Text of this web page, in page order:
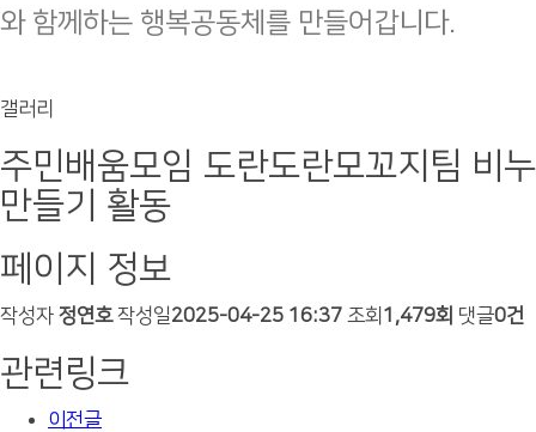
와 함께하는 행복공동체를 만들어갑니다.
갤러리
주민배움모임 도란도란모꼬지팀 비누
만들기 활동
페이지 정보
작성자 정연호 작성일2025-04-25 16:37 조회 1,479회 댓글0건
관련링크
이전글